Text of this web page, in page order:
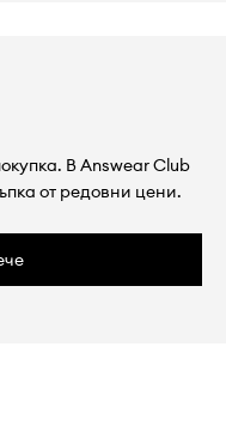
В Answear Club
от редовни цени.